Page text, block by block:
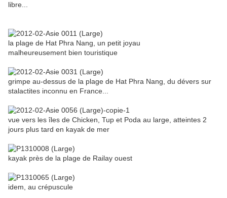
libre...
la plage de Hat Phra Nang, un petit joyau
malheureusement bien touristique
grimpe au-dessus de la plage de Hat Phra Nang, du dévers sur
stalactites inconnu en France...
vue vers les îles de Chicken, Tup et Poda au large, atteintes 2
jours plus tard en kayak de mer
kayak près de la plage de Railay ouest
idem, au crépuscule